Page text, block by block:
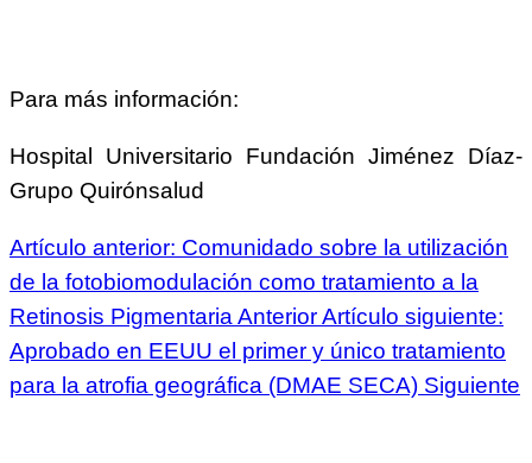
Para más información:
Hospital Universitario Fundación Jiménez Díaz-
Grupo Quirónsalud
Artículo anterior: Comunidado sobre la utilización
de la fotobiomodulación como tratamiento a la
Retinosis Pigmentaria AnteriorArtículo siguiente:
Aprobado en EEUU el primer y único tratamiento
para la atrofia geográfica (DMAE SECA) Siguiente